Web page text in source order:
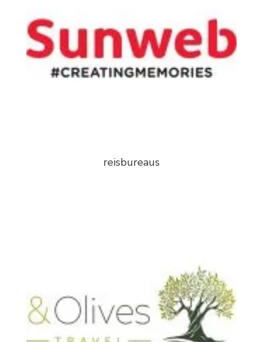
reisbureaus